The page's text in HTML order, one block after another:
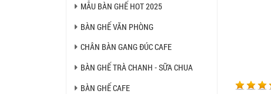
MẪU BÀN GHẾ HOT 2025
BÀN GHẾ VĂN PHÒNG
CHÂN BÀN GANG ĐÚC CAFE
BÀN GHẾ TRÀ CHANH - SỮA CHUA
BÀN GHẾ CAFE
BỘ BÀN GHẾ GỖ XẾP QUÁN
2.270.000 VNĐ
SP: N46